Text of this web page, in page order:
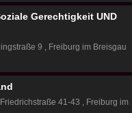
Gerechtigkeit UND
9
Freiburg im Breisgau
Friedrichstraße 41-43
Freiburg im